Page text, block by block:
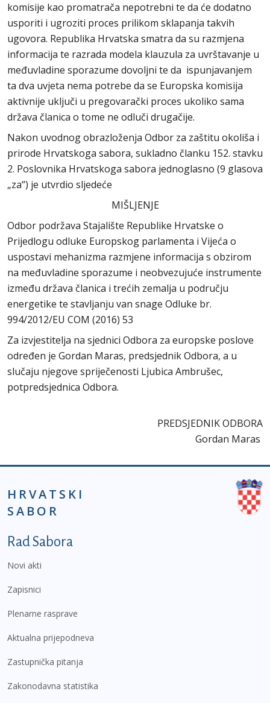
komisije kao promatrača nepotrebni te da će dodatno
usporiti i ugroziti proces prilikom sklapanja takvih
ugovora. Republika Hrvatska smatra da su razmjena
informacija te razrada modela klauzula za uvrštavanje u
međuvladine sporazume dovoljni te da ispunjavanjem
ta dva uvjeta nema potrebe da se Europska komisija
aktivnije uključi u pregovarački proces ukoliko sama
država članica o tome ne odluči drugačije.
Nakon uvodnog obrazloženja Odbor za zaštitu okoliša i
prirode Hrvatskoga sabora, sukladno članku 152. stavku
2. Poslovnika Hrvatskoga sabora jednoglasno (9 glasova
„za“) je utvrdio sljedeće
MIŠLJENJE
Odbor podržava Stajalište Republike Hrvatske o
Prijedlogu odluke Europskog parlamenta i Vijeća o
uspostavi mehanizma razmjene informacija s obzirom
na međuvladine sporazume i neobvezujuće instrumente
između država članica i trećih zemalja u području
energetike te stavljanju van snage Odluke br.
994/2012/EU COM (2016) 53
Za izvjestitelja na sjednici Odbora za europske poslove
određen je Gordan Maras, predsjednik Odbora, a u
slučaju njegove spriječenosti Ljubica Ambrušec,
potpredsjednica Odbora.
PREDSJEDNIK ODBORA
Gordan Maras
HRVATSKI
SABOR
Podnožje prvi izbornik
Rad Sabora
Novi akti
Zapisnici
Plenarne rasprave
Aktualna prijepodneva
Zastupnička pitanja
Zakonodavna statistika